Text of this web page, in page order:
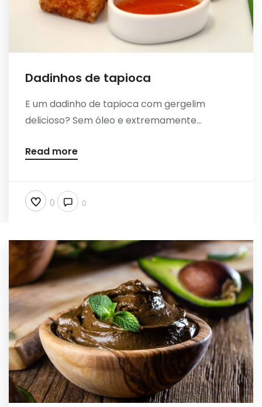
Dadinhos de tapioca
E um dadinho de tapioca com gergelim
delicioso? Sem óleo e extremamente...
Read more
0 0